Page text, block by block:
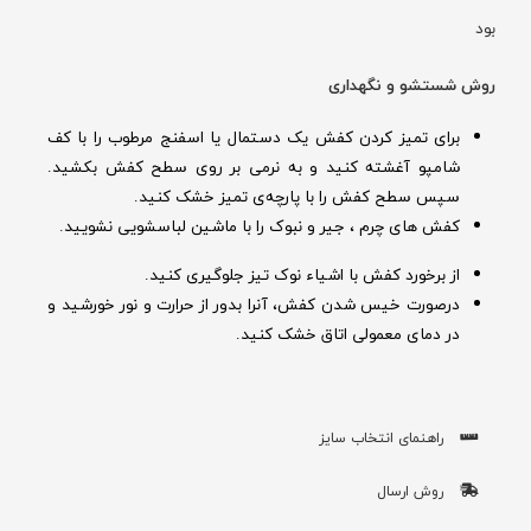
بود
روش شستشو و نگهداری
برای تمیز کردن کفش یک دستمال یا اسفنج مرطوب را با کف
شامپو آغشته کنید و به نرمی بر روی سطح کفش بکشید.
سپس سطح کفش را با پارچه‌ی تمیز خشک کنید.
کفش های چرم ، جیر و نبوک را با ماشین لباسشویی نشویید.
از برخورد کفش با اشیاء نوک تیز جلوگیری کنید.
درصورت خیس شدن کفش‌، آنرا بدور از حرارت و نور خورشید و
در دمای معمولی اتاق خشک کنید.
راهنمای انتخاب سایز
روش ارسال